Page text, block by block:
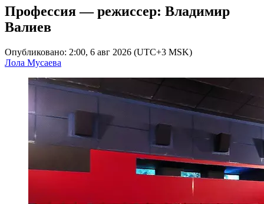
Профессия — режиссер: Владимир
Валиев
Опубликовано: 2:00, 6 авг 2026 (UTC+3 MSK)
Лола Мусаева